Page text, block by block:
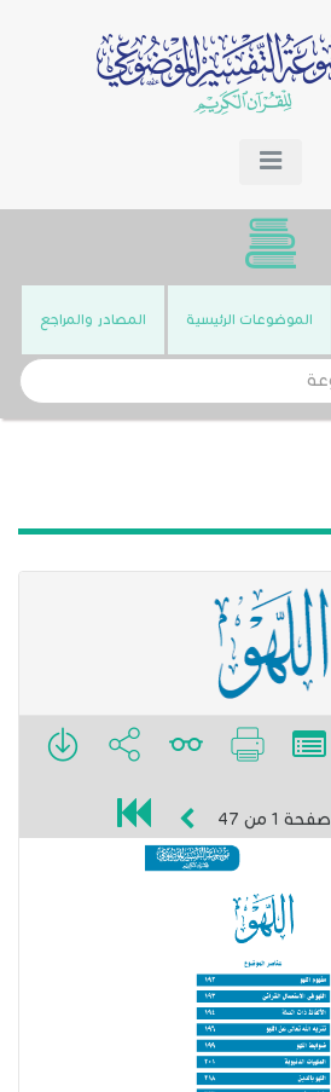
الموضوعات الرئيسية المصادر والمراجع
صفحة 1 من 47